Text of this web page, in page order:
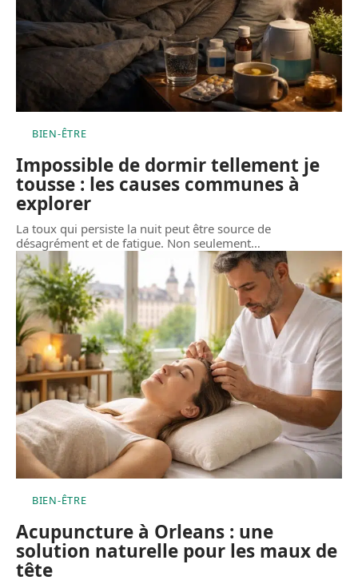
BIEN-ÊTRE
Impossible de dormir tellement je
tousse : les causes communes à
explorer
La toux qui persiste la nuit peut être source de
désagrément et de fatigue. Non seulement…
BIEN-ÊTRE
Acupuncture à Orleans : une
solution naturelle pour les maux de
tête